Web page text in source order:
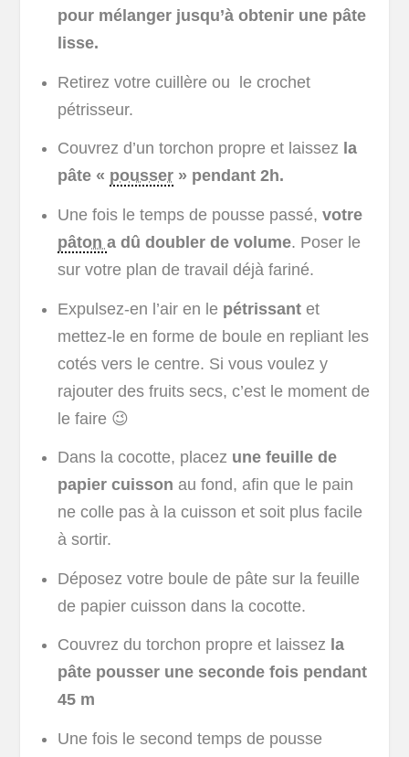
pour mélanger jusqu’à obtenir une pâte
lisse.
Retirez votre cuillère ou le crochet
pétrisseur.
Couvrez d’un torchon propre et laissez la
pâte « pousser» pendant 2h.
Une fois le temps de pousse passé, votre
pâton a dû doubler de volume. Poser le
sur votre plan de travail déjà fariné.
Expulsez-en l’air en lepétrissantet
mettez-le en forme de boule en repliant les
cotés vers le centre. Si vous voulez y
rajouter des fruits secs, c’est le moment de
le faire 😉
Dans la cocotte, placez une feuille de
papier cuisson au fond, afin que le pain
ne colle pas à la cuisson et soit plus facile
à sortir.
Déposez votre boule de pâte sur la feuille
de papier cuisson dans la cocotte.
Couvrez du torchon propre et laissez la
pâte pousser une seconde fois pendant
45 m
Une fois le second temps de pousse